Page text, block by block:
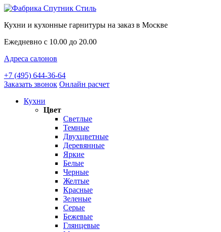
Кухни и кухонные гарнитуры на заказ в Москве
Ежедневно с 10.00 до 20.00
Адреса салонов
+7 (495) 644-36-64
Заказать звонок Онлайн расчет
Кухни
Цвет
Светлые
Темные
Двухцветные
Деревянные
Яркие
Белые
Черные
Желтые
Красные
Зеленые
Серые
Бежевые
Глянцевые